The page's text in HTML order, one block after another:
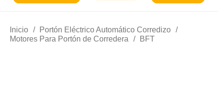
Inicio / Portón Eléctrico Automático Corredizo /
Motores Para Portón de Corredera
/ BFT